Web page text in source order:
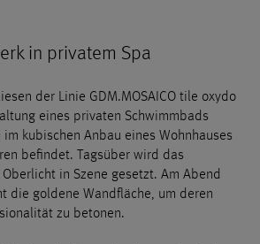
in privatem Spa
der Linie GDM.MOSAICO tile oxydo
eines privaten Schwimmbads
kubischen Anbau eines Wohnhauses
befindet. Tagsüber wird das
in Szene gesetzt. Am Abend
die goldene Wandfläche, um deren
zu betonen.